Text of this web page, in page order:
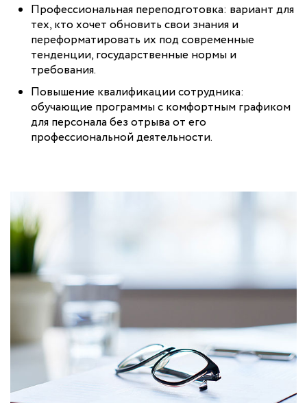
Профессиональная переподготовка: вариант для
тех, кто хочет обновить свои знания и
переформатировать их под современные
тенденции, государственные нормы и
требования.
Повышение квалификации сотрудника:
обучающие программы с комфортным графиком
для персонала без отрыва от его
профессиональной деятельности.